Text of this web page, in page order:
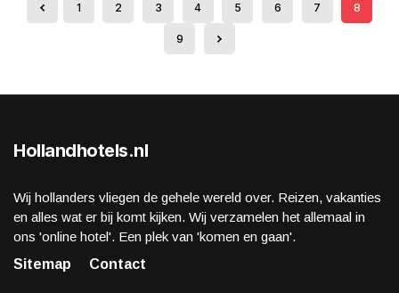
1 2 3 4 5 6 7 8
9
Hollandhotels.nl
Wij hollanders vliegen de gehele wereld over. Reizen, vakanties
en alles wat er bij komt kijken. Wij verzamelen het allemaal in
ons 'online hotel'. Een plek van 'komen en gaan'.
Sitemap
Contact